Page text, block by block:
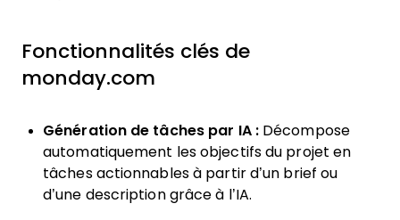
Fonctionnalités clés de
monday.com
Génération de tâches par IA :Décompose
automatiquement les objectifs du projet en
tâches actionnables à partir d’un brief ou
d’une description grâce à l’IA.